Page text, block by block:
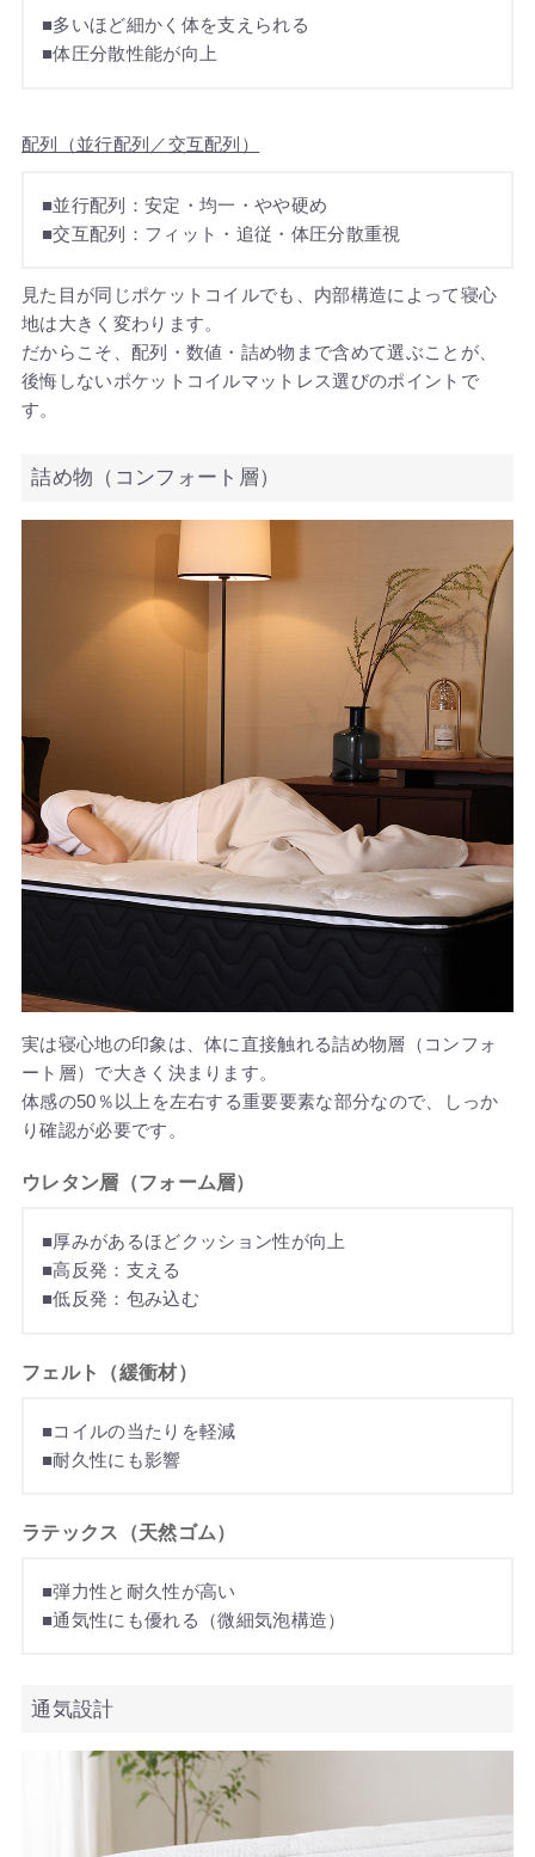
■多いほど細かく体を支えられる
■体圧分散性能が向上
配列（並行配列／交互配列）
■並行配列：安定・均一・やや硬め
■交互配列：フィット・追従・体圧分散重視
見た目が同じポケットコイルでも、内部構造によって寝心
地は大きく変わります。
だからこそ、配列・数値・詰め物まで含めて選ぶことが、
後悔しないポケットコイルマットレス選びのポイントで
す。
詰め物（コンフォート層）
実は寝心地の印象は、体に直接触れる詰め物層（コンフォ
ート層）で大きく決まります。
体感の50％以上を左右する重要要素な部分なので、しっか
り確認が必要です。
ウレタン層（フォーム層）
■厚みがあるほどクッション性が向上
■高反発：支える
■低反発：包み込む
フェルト（緩衝材）
■コイルの当たりを軽減
■耐久性にも影響
ラテックス（天然ゴム）
■弾力性と耐久性が高い
■通気性にも優れる（微細気泡構造）
通気設計